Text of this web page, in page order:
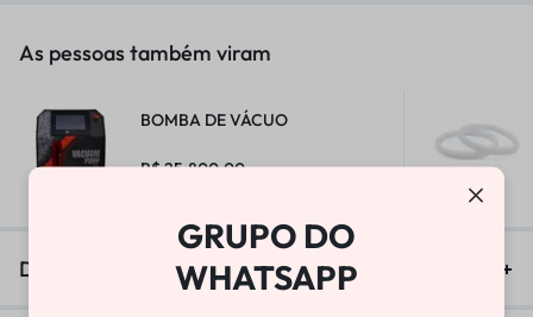
As pessoas também viram
BOMBA DE VÁCUO
R$25.800,00
Descrição
GRUPO DO
WHATSAPP